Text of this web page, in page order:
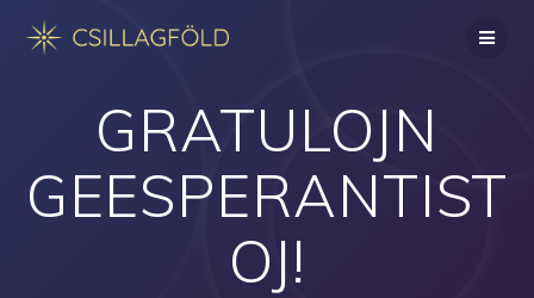
GRATULOJN
GEESPERANTIST
OJ!